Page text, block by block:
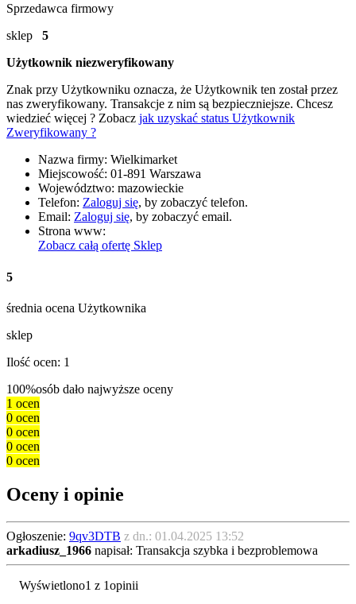
Sprzedawca firmowy
sklep 5
Użytkownik niezweryfikowany
Znak przy Użytkowniku oznacza, że Użytkownik ten został przez
nas zweryfikowany. Transakcje z nim są bezpieczniejsze. Chcesz
wiedzieć więcej ? Zobacz jak uzyskać status Użytkownik
Zweryfikowany ?
Nazwa firmy: Wielkimarket
Miejscowość: 01-891 Warszawa
Województwo: mazowieckie
Telefon: Zaloguj się, by zobaczyć telefon.
Email: Zaloguj się, by zobaczyć email.
Strona www:
Zobacz całą ofertę Sklep
5
średnia ocena Użytkownika
sklep
Ilość ocen: 1
100%osób dało najwyższe oceny
1 ocen
0 ocen
0 ocen
0 ocen
0 ocen
Oceny i opinie
Ogłoszenie: 9qv3DTB z dn.: 01.04.2025 13:52
arkadiusz_1966 napisał: Transakcja szybka i bezproblemowa
Wyświetlono1 z 1opinii